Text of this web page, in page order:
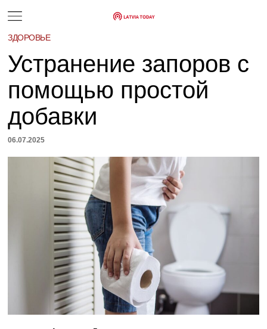
ЗДОРОВЬЕ
Устранение запоров с
помощью простой
добавки
06.07.2025